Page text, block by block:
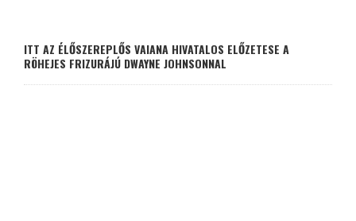
ITT AZ ÉLŐSZEREPLŐS VAIANA HIVATALOS ELŐZETESE A
RÖHEJES FRIZURÁJÚ DWAYNE JOHNSONNAL